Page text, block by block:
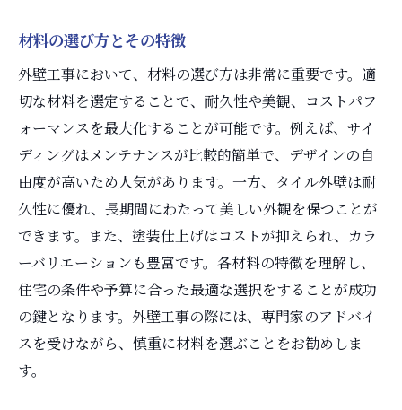
材料の選び方とその特徴
外壁工事において、材料の選び方は非常に重要です。適
切な材料を選定することで、耐久性や美観、コストパフ
ォーマンスを最大化することが可能です。例えば、サイ
ディングはメンテナンスが比較的簡単で、デザインの自
由度が高いため人気があります。一方、タイル外壁は耐
久性に優れ、長期間にわたって美しい外観を保つことが
できます。また、塗装仕上げはコストが抑えられ、カラ
ーバリエーションも豊富です。各材料の特徴を理解し、
住宅の条件や予算に合った最適な選択をすることが成功
の鍵となります。外壁工事の際には、専門家のアドバイ
スを受けながら、慎重に材料を選ぶことをお勧めしま
す。